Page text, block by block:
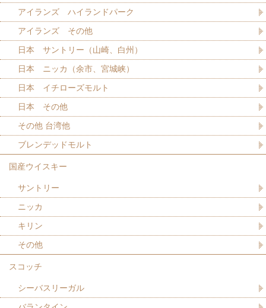
アイランズ ハイランドパーク
アイランズ その他
日本 サントリー（山崎、白州）
日本 ニッカ（余市、宮城峡）
日本 イチローズモルト
日本 その他
その他 台湾他
ブレンデッドモルト
国産ウイスキー
サントリー
ニッカ
キリン
その他
スコッチ
シーバスリーガル